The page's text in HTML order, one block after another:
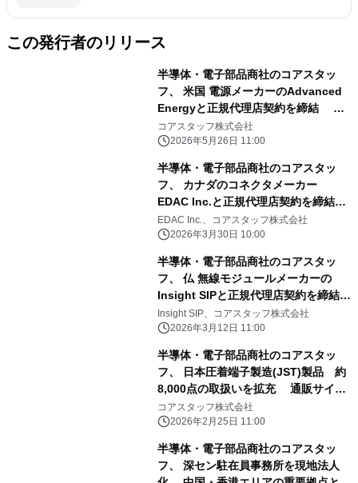
この発行者のリリース
半導体・電子部品商社のコアスタッ
フ、 米国 電源メーカーのAdvanced
Energyと正規代理店契約を締結 通
販サイト『CoreStaff ONLINE』で 産
業・医療用電源製品の販売を開始
コアスタッフ株式会社
2026年5月26日 11:00
半導体・電子部品商社のコアスタッ
フ、 カナダのコネクタメーカー
EDAC Inc.と正規代理店契約を締結
通販サイト『CoreStaff ONLINE』で
各種コネクタ製品の販売を開始
EDAC Inc.、コアスタッフ株式会社
2026年3月30日 10:00
半導体・電子部品商社のコアスタッ
フ、 仏 無線モジュールメーカーの
Insight SIPと正規代理店契約を締結
通販サイト『CoreStaff ONLINE』で
各国認証済無線の販売を開始
Insight SIP、コアスタッフ株式会社
2026年3月12日 11:00
半導体・電子部品商社のコアスタッ
フ、 日本圧着端子製造(JST)製品 約
8,000点の取扱いを拡充 通販サイト
『CoreStaff ONLINE』で販売を強化
コアスタッフ株式会社
2026年2月25日 11:00
半導体・電子部品商社のコアスタッ
フ、 深セン駐在員事務所を現地法人